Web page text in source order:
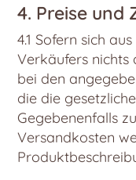
4. Preise und
4.1 Sofern sich
Verkäufers nichts
bei den
die die
Gegebenenfalls
Versandkosten